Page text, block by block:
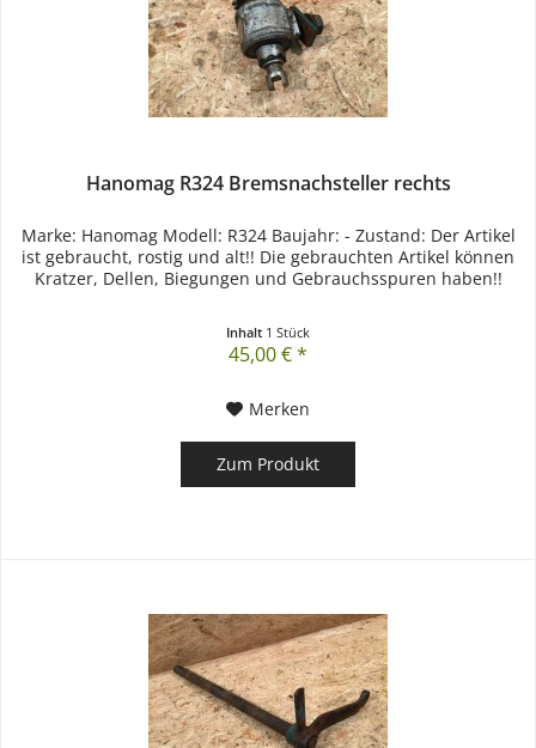
Hanomag R324 Bremsnachsteller rechts
Marke: Hanomag Modell: R324 Baujahr: - Zustand: Der Artikel
ist gebraucht, rostig und alt!! Die gebrauchten Artikel können
Kratzer, Dellen, Biegungen und Gebrauchsspuren haben!!
Inhalt 1 Stück
45,00 € *
Merken
Zum Produkt